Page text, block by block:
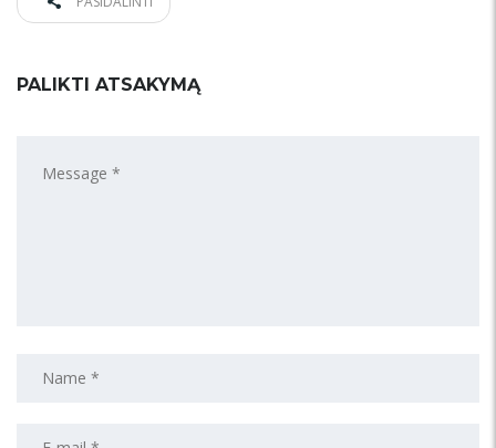
PALIKTI ATSAKYMĄ